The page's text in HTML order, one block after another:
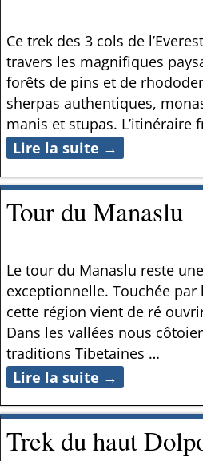
Ce trek des 3 cols de
travers les magnifiques
forêts de pins et de
sherpas authentiques,
manis et stupas. L’itinéraire
Lire la suite →
Tour du Manaslu
Le tour du Manaslu reste
exceptionnelle. Touchée par
cette région vient de ré
Dans les vallées nous
traditions Tibetaines …
Lire la suite →
Trek du haut